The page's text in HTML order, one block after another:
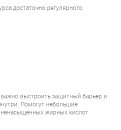
достаточно регулярного
выстроить защитный барьер и
Помогут небольшие
жирных кислот